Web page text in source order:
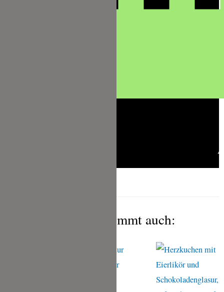
Das gefällt Dir bestimmt auch: